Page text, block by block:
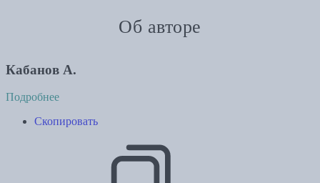
Об авторе
Кабанов А.
Подробнее
Скопировать